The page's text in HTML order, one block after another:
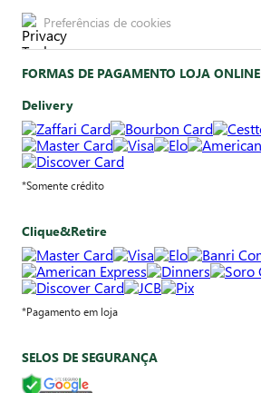
Preferências de cookies
FORMAS DE PAGAMENTO LOJA ONLINE
Delivery
*Somente crédito
Clique&Retire
*Pagamento em loja
SELOS DE SEGURANÇA